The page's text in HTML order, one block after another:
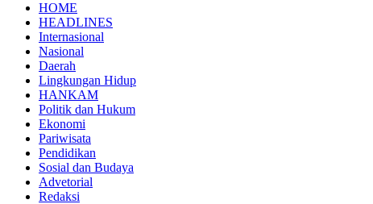
HOME
HEADLINES
Internasional
Nasional
Daerah
Lingkungan Hidup
HANKAM
Politik dan Hukum
Ekonomi
Pariwisata
Pendidikan
Sosial dan Budaya
Advetorial
Redaksi